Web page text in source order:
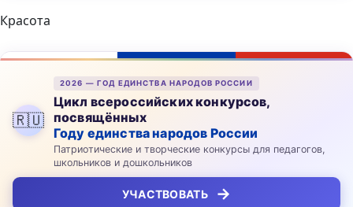
Красота
🇷🇺
2026 — ГОД ЕДИНСТВА НАРОДОВ РОССИИ
Цикл всероссийских конкурсов,
посвящённых
Году единства народов России
Патриотические и творческие конкурсы для педагогов,
школьников и дошкольников
УЧАСТВОВАТЬ →